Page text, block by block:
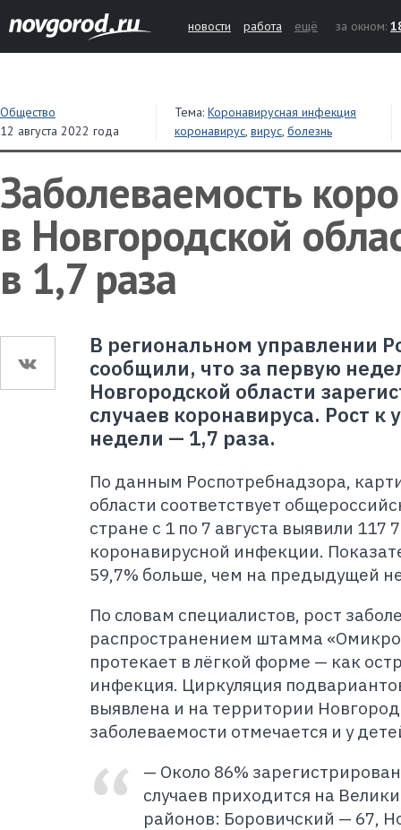
новости работа ещё за окном:
Общество
12 августа 2022 года
Тема: Коронавирусная инфекция
коронавирус, вирус, болезнь
Заболеваемость
в Новгородской
в 1,7 раза
В региональном управлении
сообщили, что за первую
Новгородской области
случаев коронавируса. Рост
недели — 1,7 раза.
По данным Роспотребнадзора,
области соответствует
стране с 1 по 7 августа выявили 117
коронавирусной инфекции.
59,7% больше, чем на предыдущей
По словам специалистов, рост
распространением штамма
протекает в лёгкой форме — как
инфекция. Циркуляция
выявлена и на территории
заболеваемости отмечается и у
— Около 86%
случаев приходится на
районов: Боровичский — 67,